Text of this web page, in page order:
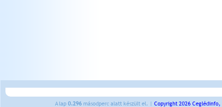
A lap 0.296 másodperc alatt készült el. | Copyright 2026